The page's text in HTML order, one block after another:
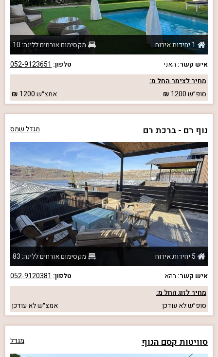
1 יחידות אירוח
מקסימום אורחים ללינה: 10
איש קשר: האני טלפון: 052-9123651
מחיר לצימר החל מ:
סופ״ש1200 אמצ״ש1200
נוף רם - ברכת רם מגדל שמס
5 יחידות אירוח
מקסימום אורחים ללינה: 83
איש קשר:בהא טלפון: 052-9120381
מחיר לזוג החל מ:
סופ״שלא עודכן אמצ״שלא עודכן
סוויטות קסם הנוף מגדל